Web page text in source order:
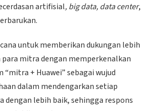
artifisial, big data, data center,
untuk memberikan dukungan lebih
para mitra dengan memperkenalkan
+ Huawei” sebagai wujud
dalam mendengarkan setiap
dengan lebih baik, sehingga respons